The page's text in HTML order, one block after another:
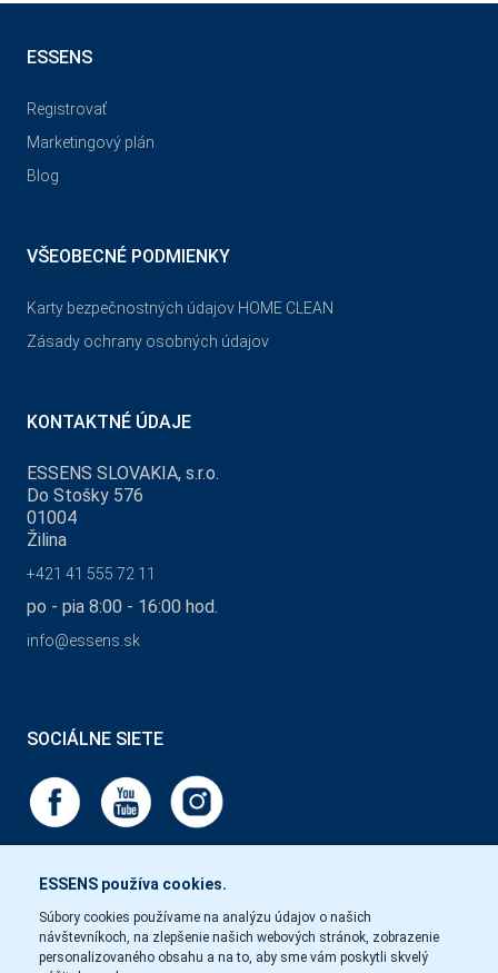
ESSENS používa cookies.
Súbory cookies používame na analýzu údajov o našich
návštevníkoch, na zlepšenie našich webových stránok, zobrazenie
personalizovaného obsahu a na to, aby sme vám poskytli skvelý
ESSENS
Registrovať
Marketingový plán
Blog
VŠEOBECNÉ PODMIENKY
Karty bezpečnostných údajov HOME CLEAN
Zásady ochrany osobných údajov
KONTAKTNÉ ÚDAJE
ESSENS SLOVAKIA, s.r.o.
Do Stošky 576
01004
Žilina
+421 41 555 72 11
po - pia 8:00 - 16:00 hod.
info@essens.sk
SOCIÁLNE SIETE